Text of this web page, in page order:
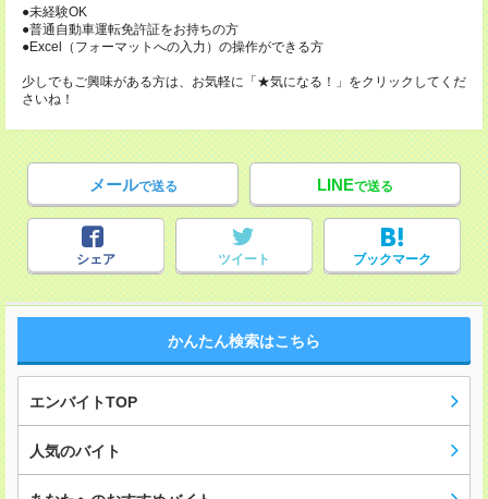
●未経験OK
●普通自動車運転免許証をお持ちの方
●Excel（フォーマットへの入力）の操作ができる方
少しでもご興味がある方は、お気軽に「★気になる！」をクリックしてくだ
さいね！
メールで送る LINEで送る
シェア ツイート ブックマーク
かんたん検索はこちら
エンバイトTOP
人気のバイト